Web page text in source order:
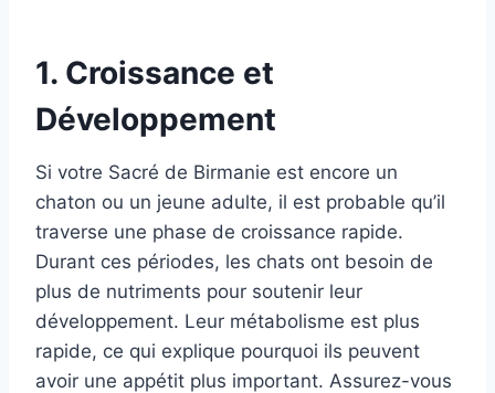
1. Croissance et
Développement
Si votre Sacré de Birmanie est encore un
chaton ou un jeune adulte, il est probable qu’il
traverse une phase de croissance rapide.
Durant ces périodes, les chats ont besoin de
plus de nutriments pour soutenir leur
développement. Leur métabolisme est plus
rapide, ce qui explique pourquoi ils peuvent
avoir une appétit plus important. Assurez-vous